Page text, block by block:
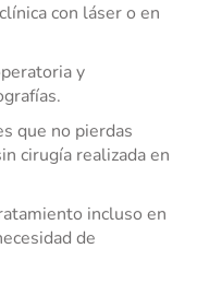
con láser o en
y
que no pierdas
cirugía realizada en
incluso en
de